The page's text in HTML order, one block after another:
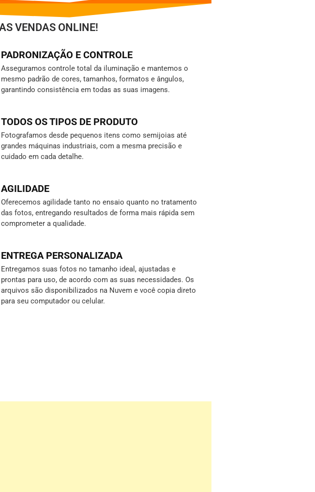
VENDAS ONLINE!
PADRONIZAÇÃO E CONTROLE
Asseguramos controle total da iluminação e mantemos o
mesmo padrão de cores, tamanhos, formatos e ângulos,
garantindo consistência em todas as suas imagens.
TODOS OS TIPOS DE PRODUTO
Fotografamos desde pequenos itens como semijoias até
grandes máquinas industriais, com a mesma precisão e
cuidado em cada detalhe.
AGILIDADE
Oferecemos agilidade tanto no ensaio quanto no tratamento
das fotos, entregando resultados de forma mais rápida sem
comprometer a qualidade.
ENTREGA PERSONALIZADA
Entregamos suas fotos no tamanho ideal, ajustadas e
prontas para uso, de acordo com as suas necessidades. Os
arquivos são disponibilizados na Nuvem e você copia direto
para seu computador ou celular.